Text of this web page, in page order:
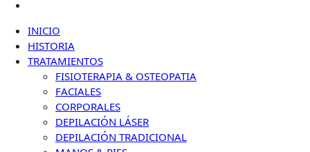
INICIO
HISTORIA
TRATAMIENTOS
FISIOTERAPIA & OSTEOPATIA
FACIALES
CORPORALES
DEPILACIÓN LÁSER
DEPILACIÓN TRADICIONAL